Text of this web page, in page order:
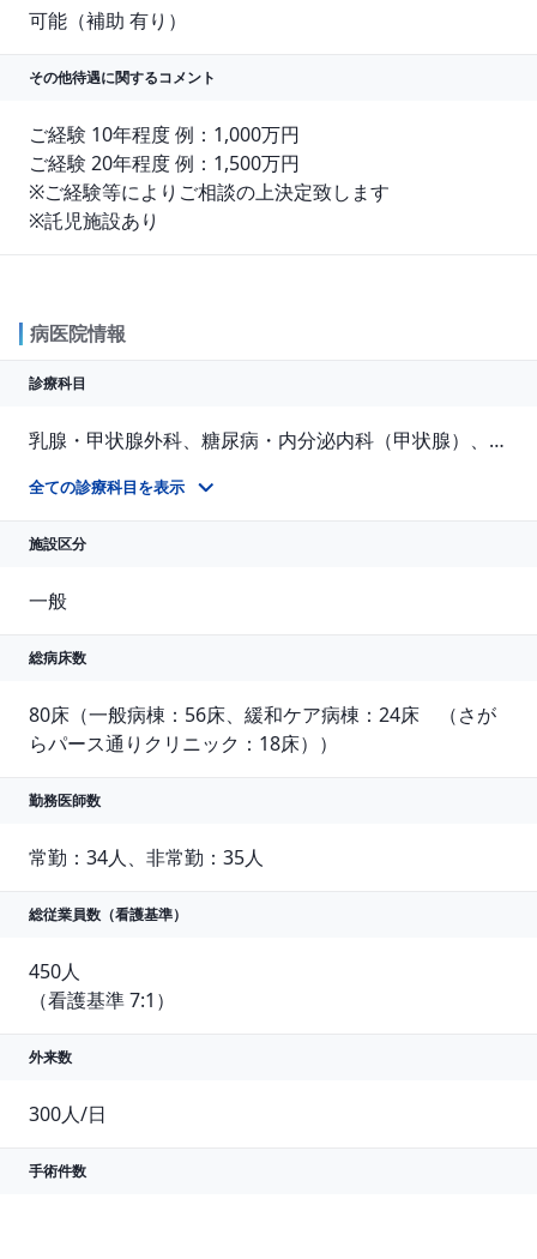
可能（補助 有り）
その他待遇に関するコメント
ご経験 10年程度 例：1,000万円
ご経験 20年程度 例：1,500万円
※ご経験等によりご相談の上決定致します
※託児施設あり
病医院情報
診療科目
乳腺・甲状腺外科、糖尿病・内分泌内科（甲状腺）、婦人科、緩和ケア科、病理診断科、麻酔科、形成外科、放射線科、腫瘍内科、歯科口腔外科
全ての診療科目を表示
施設区分
一般
総病床数
80床（一般病棟：56床、緩和ケア病棟：24床　（さが
らパース通りクリニック：18床））
勤務医師数
常勤：34人、非常勤：35人
総従業員数 （看護基準）
450人
（看護基準 7:1）
外来数
300人/日
手術件数